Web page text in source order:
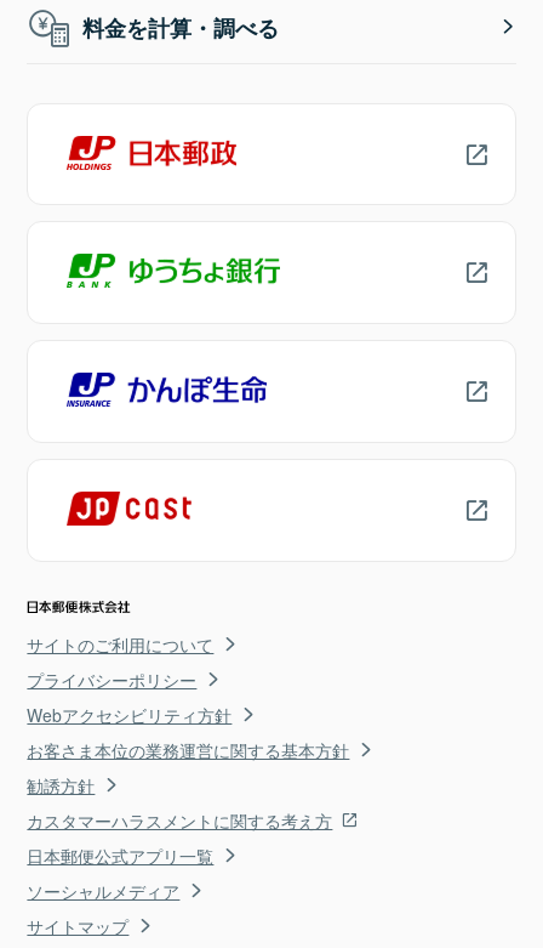
料金を計算・調べる
サイトのご利用について
プライバシーポリシー
Webアクセシビリティ方針
お客さま本位の業務運営に関する基本方針
勧誘方針
カスタマーハラスメントに関する考え方
日本郵便公式アプリ一覧
ソーシャルメディア
サイトマップ